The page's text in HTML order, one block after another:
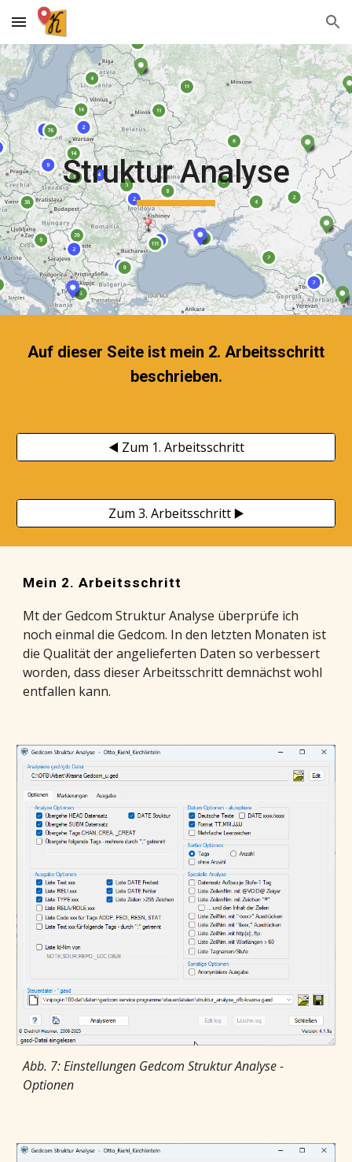
Skip to main content Skip to navigation
Struktur Analyse
Auf dieser Seite ist mein 2. Arbeitsschritt
beschrieben.
◀️ Zum 1. Arbeitsschritt
Zum 3. Arbeitsschritt ▶️
Mein 2. Arbeitsschritt
Mt der Gedcom Struktur Analyse überprüfe ich
noch einmal die Gedcom. In den letzten Monaten ist
die Qualität der angelieferten Daten so verbessert
worden, dass dieser Arbeitsschritt demnächst wohl
entfallen kann.
Abb. 7: Einstellungen Gedcom Struktur Analyse -
Optionen